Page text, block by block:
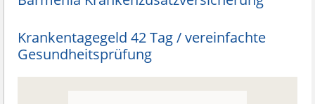
Krankentagegeld 42 Tag / vereinfachte
Gesundheitsprüfung